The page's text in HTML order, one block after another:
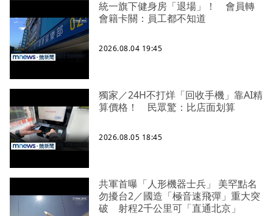
統一旗下健身房「退場」！ 會員轉
會籍卡關：員工都不知道
2026.08.04 19:45
獨家／24H不打烊「回收手機」靠AI精
算價格！ 民眾驚：比店面划算
2026.08.05 18:45
共軍首曝「人形機器士兵」 美罕點名
勿擾台2／國造「極音速飛彈」重大突
破 射程2千公里可「直通北京」